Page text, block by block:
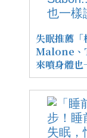
失眠推薦
Malone、
來噴身體也